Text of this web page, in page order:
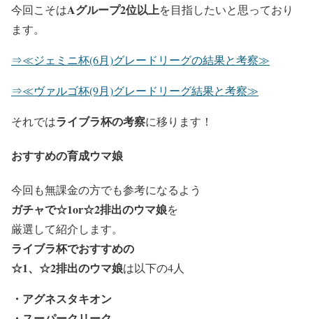
今回こそはAグループ2位以上を目指したいと思っており
ます。
⇒≪ジェミニ杯(6月)グレードリーグの結果と考察≫
⇒≪ヴァルゴ杯(9月)グレードリーグ結果と考察≫
それではライブラ杯の考察に移ります！
おすすめの育成ウマ娘
今回も無課金の方でも参考になるよう
ガチャで☆1or☆2排出のウマ娘を
厳選して紹介します。
ライブラ杯でおすすめの
☆1、☆2排出のウマ娘は以下の4人
・アグネスタキオン